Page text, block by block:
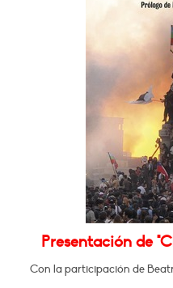
Presentación de
Con la participación de